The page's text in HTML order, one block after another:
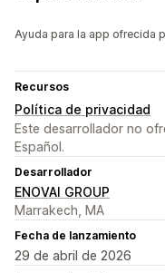
Ayuda para la app ofrecida
Recursos
Política de privacidad
Este desarrollador no
Español.
Desarrollador
ENOVAI GROUP
Marrakech, MA
Fecha de lanzamiento
29 de abril de 2026